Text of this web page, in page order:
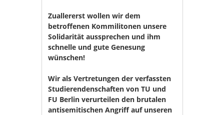
Zuallererst wollen wir dem
betroffenen Kommilitonen unsere
Solidarität aussprechen und ihm
schnelle und gute Genesung
wünschen!
Wir als Vertretungen der verfassten
Studierendenschaften von TU und
FU Berlin verurteilen den brutalen
antisemitischen Angriff auf unseren